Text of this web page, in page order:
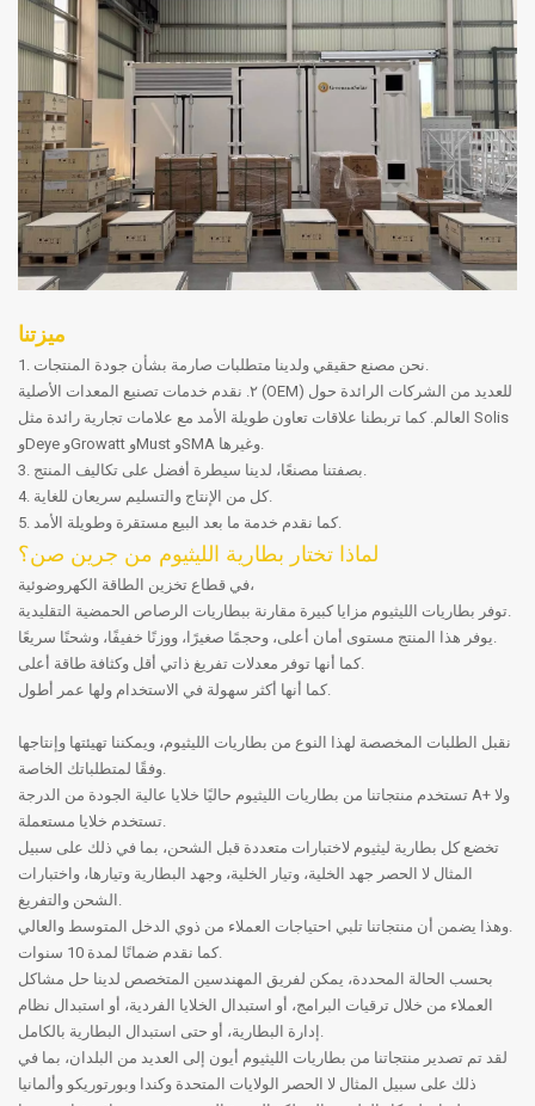
ميزتنا
1. نحن مصنع حقيقي ولدينا متطلبات صارمة بشأن جودة المنتجات.
٢. نقدم خدمات تصنيع المعدات الأصلية (OEM) للعديد من الشركات الرائدة حول
العالم. كما تربطنا علاقات تعاون طويلة الأمد مع علامات تجارية رائدة مثل Solis
وDeye وGrowatt وMust وSMA وغيرها.
3. بصفتنا مصنعًا، لدينا سيطرة أفضل على تكاليف المنتج.
4. كل من الإنتاج والتسليم سريعان للغاية.
5. كما نقدم خدمة ما بعد البيع مستقرة وطويلة الأمد.
لماذا تختار بطارية الليثيوم من جرين صن؟
في قطاع تخزين الطاقة الكهروضوئية،
توفر بطاريات الليثيوم مزايا كبيرة مقارنة ببطاريات الرصاص الحمضية التقليدية.
يوفر هذا المنتج مستوى أمان أعلى، وحجمًا صغيرًا، ووزنًا خفيفًا، وشحنًا سريعًا.
كما أنها توفر معدلات تفريغ ذاتي أقل وكثافة طاقة أعلى.
كما أنها أكثر سهولة في الاستخدام ولها عمر أطول.
نقبل الطلبات المخصصة لهذا النوع من بطاريات الليثيوم، ويمكننا تهيئتها وإنتاجها
وفقًا لمتطلباتك الخاصة.
تستخدم منتجاتنا من بطاريات الليثيوم حاليًا خلايا عالية الجودة من الدرجة A+ ولا
تستخدم خلايا مستعملة.
تخضع كل بطارية ليثيوم لاختبارات متعددة قبل الشحن، بما في ذلك على سبيل
المثال لا الحصر جهد الخلية، وتيار الخلية، وجهد البطارية وتيارها، واختبارات
الشحن والتفريغ.
وهذا يضمن أن منتجاتنا تلبي احتياجات العملاء من ذوي الدخل المتوسط ​​والعالي.
كما نقدم ضمانًا لمدة 10 سنوات.
بحسب الحالة المحددة، يمكن لفريق المهندسين المتخصص لدينا حل مشاكل
العملاء من خلال ترقيات البرامج، أو استبدال الخلايا الفردية، أو استبدال نظام
إدارة البطارية، أو حتى استبدال البطارية بالكامل.
لقد تم تصدير منتجاتنا من بطاريات الليثيوم أيون إلى العديد من البلدان، بما في
ذلك على سبيل المثال لا الحصر الولايات المتحدة وكندا وبورتوريكو وألمانيا